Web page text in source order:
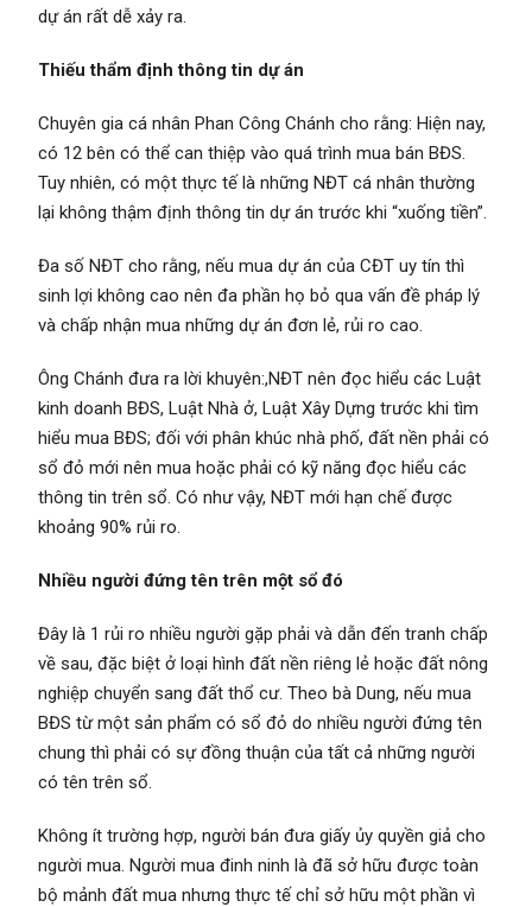
dự án rất dễ xảy ra.
Thiếu thẩm định thông tin dự án
Chuyên gia cá nhân Phan Công Chánh cho rằng: Hiện nay,
có 12 bên có thể can thiệp vào quá trình mua bán BĐS.
Tuy nhiên, có một thực tế là những NĐT cá nhân thường
lại không thậm định thông tin dự án trước khi “xuống tiền”.
Đa số NĐT cho rằng, nếu mua dự án của CĐT uy tín thì
sinh lợi không cao nên đa phần họ bỏ qua vấn đề pháp lý
và chấp nhận mua những dự án đơn lẻ, rủi ro cao.
Ông Chánh đưa ra lời khuyên:,NĐT nên đọc hiểu các Luật
kinh doanh BĐS, Luật Nhà ở, Luật Xây Dựng trước khi tìm
hiểu mua BĐS; đối với phân khúc nhà phố, đất nền phải có
sổ đỏ mới nên mua hoặc phải có kỹ năng đọc hiểu các
thông tin trên sổ. Có như vậy, NĐT mới hạn chế được
khoảng 90% rủi ro.
Nhiều người đứng tên trên một sổ đó
Đây là 1 rủi ro nhiều người gặp phải và dẫn đến tranh chấp
về sau, đặc biệt ở loại hình đất nền riêng lẻ hoặc đất nông
nghiệp chuyển sang đất thổ cư. Theo bà Dung, nếu mua
BĐS từ một sản phẩm có sổ đỏ do nhiều người đứng tên
chung thì phải có sự đồng thuận của tất cả những người
có tên trên sổ.
Không ít trường hợp, người bán đưa giấy ủy quyền giả cho
người mua. Người mua đinh ninh là đã sở hữu được toàn
bộ mảnh đất mua nhưng thực tế chỉ sở hữu một phần vì